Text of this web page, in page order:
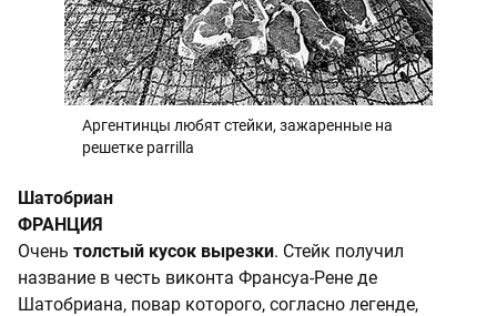
Аргентинцы любят стейки, зажаренные на
решетке parrilla
Шатобриан
ФРАНЦИЯ
Очень толстый кусок вырезки. Стейк получил
название в честь виконта Франсуа-Рене де
Шатобриана, повар которого, согласно легенде,